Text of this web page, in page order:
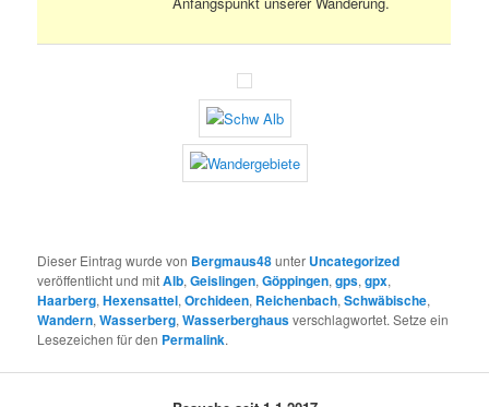
Dieser Eintrag wurde von Bergmaus48unter Uncategorized
veröffentlicht und mitAlb,Geislingen,Göppingen,gps,gpx,
Haarberg,Hexensattel,Orchideen, Reichenbach,Schwäbische,
Wandern,Wasserberg,Wasserberghausverschlagwortet. Setze ein
Lesezeichen für den Permalink.